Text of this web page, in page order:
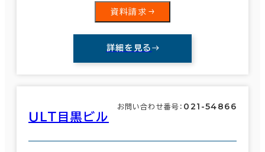
資料請求
詳細を見る
ＵＬＴ目黒ビル
お問い合わせ番号： 021-54866
複数フロアを含む